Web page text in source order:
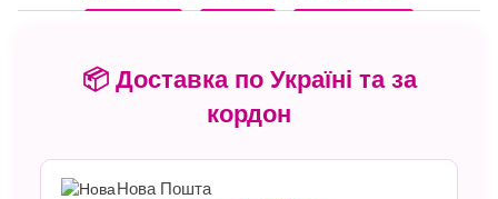
📦 Доставка по Україні та за
кордон
Нова Пошта